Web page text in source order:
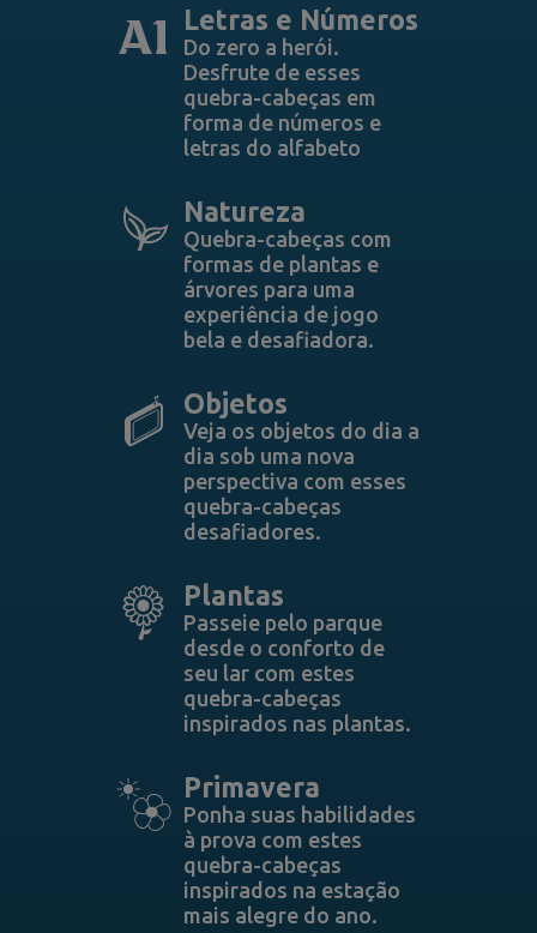
Letras e Números
Do zero a herói.
Desfrute de esses
quebra-cabeças em
forma de números e
letras do alfabeto
Natureza
Quebra-cabeças com
formas de plantas e
árvores para uma
experiência de jogo
bela e desafiadora.
Objetos
Veja os objetos do dia a
dia sob uma nova
perspectiva com esses
quebra-cabeças
desafiadores.
Plantas
Passeie pelo parque
desde o conforto de
seu lar com estes
quebra-cabeças
inspirados nas plantas.
Primavera
Ponha suas habilidades
à prova com estes
quebra-cabeças
inspirados na estação
mais alegre do ano.